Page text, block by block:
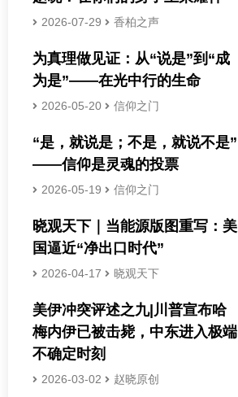
2026-07-29 香柏之声
为真理做见证：从“说是”到“成
为是”——在光中行的生命
2026-05-20 信仰之门
“是，就说是；不是，就说不是”
——信仰是灵魂的投票
2026-05-19 信仰之门
晓观天下｜当能源版图重写：美
国逼近“净出口时代”
2026-04-17 晓观天下
美伊冲突评述之九|川普宣布哈
梅内伊已被击毙，中东进入极端
不确定时刻
2026-03-02 赵晓原创